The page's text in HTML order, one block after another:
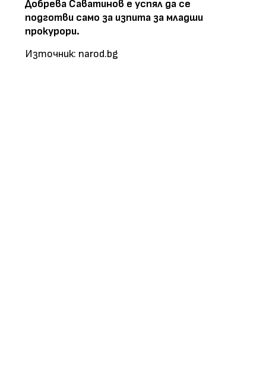
Добрева Саватинов е успял да се
подготви само за изпита за младши
прокурори.
Източник: narod.bg